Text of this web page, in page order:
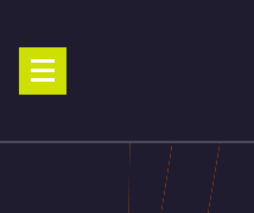
اتصل الان